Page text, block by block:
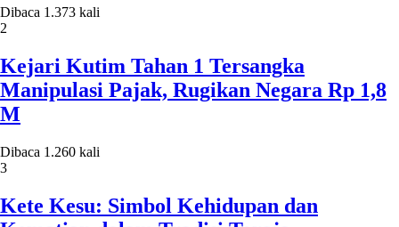
Dibaca 1.373 kali
2
Kejari Kutim Tahan 1 Tersangka
Manipulasi Pajak, Rugikan Negara Rp 1,8
M
Dibaca 1.260 kali
3
Kete Kesu: Simbol Kehidupan dan